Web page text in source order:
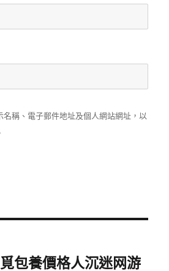
名稱、電子郵件地址及個人網站網址，以
包養價格人沉迷网游